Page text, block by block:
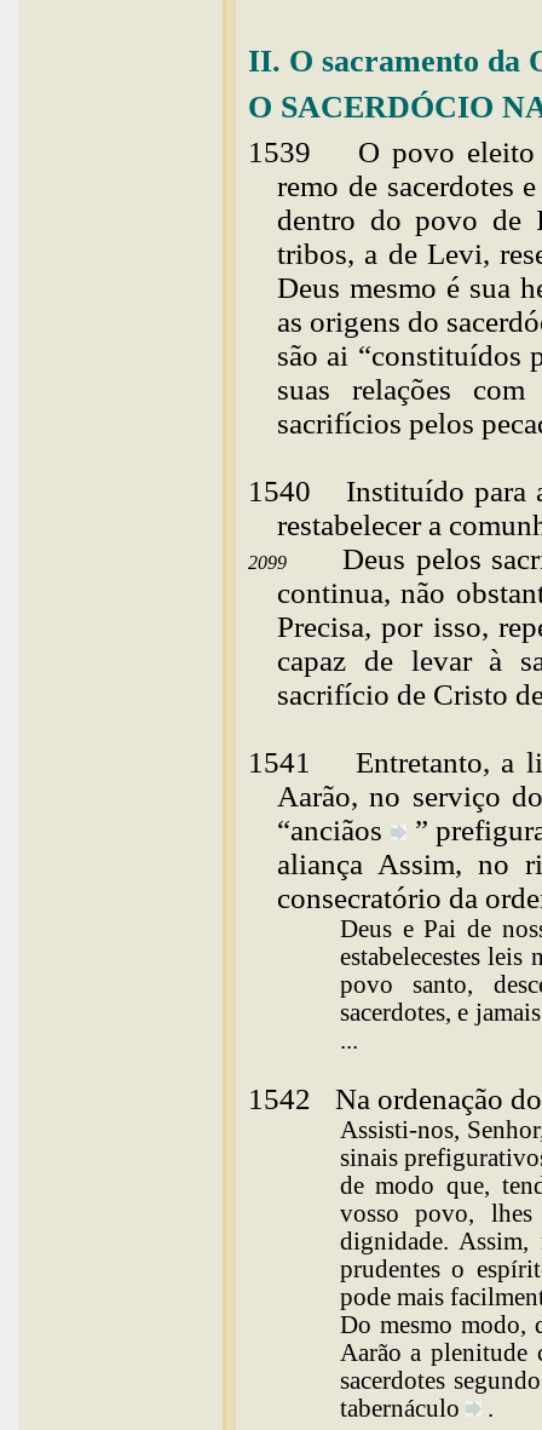
II. O sacramento da
O SACERDÓCIO
1539
O povo
remo de sacerdotes
dentro do povo de
tribos, a de Levi,
Deus mesmo é sua
as origens do
são ai “constituídos
suas relações
sacrifícios pelos
1540 Instituído para
restabelecer a
2099 Deus pelos
continua, não
Precisa, por isso,
capaz de levar à
sacrifício de Cristo
1541
Entretanto, a
Aarão, no serviço
“anciãos
”
aliança Assim, no
consecratório da
Deus e Pai de
estabelecestes
povo santo,
sacerdotes, e
...
1542 Na ordenação
Assisti-nos,
sinais
de modo que,
vosso povo, lhes
dignidade. Assim,
prudentes o
pode mais
Do mesmo modo,
Aarão a plenitude
sacerdotes
tabernáculo
.